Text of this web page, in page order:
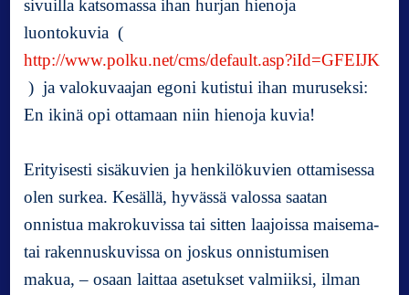
sivuilla katsomassa ihan hurjan hienoja
luontokuvia (
http://www.polku.net/cms/default.asp?iId=GFEIJK
) ja valokuvaajan egoni kutistui ihan muruseksi:
En ikinä opi ottamaan niin hienoja kuvia!
Erityisesti sisäkuvien ja henkilökuvien ottamisessa
olen surkea. Kesällä, hyvässä valossa saatan
onnistua makrokuvissa tai sitten laajoissa maisema-
tai rakennuskuvissa on joskus onnistumisen
makua, – osaan laittaa asetukset valmiiksi, ilman